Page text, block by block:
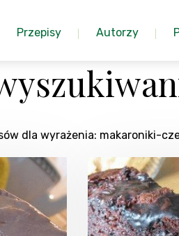
Przepisy Autorzy
dla wyrażenia: makaroniki-